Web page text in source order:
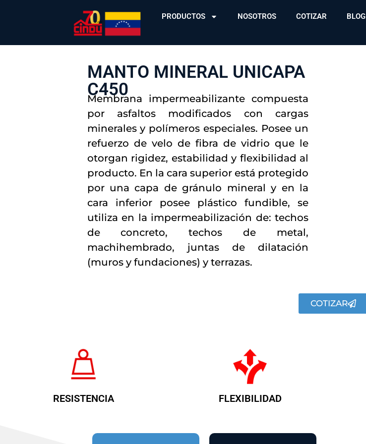
PRODUCTOS NOSOTROS COTIZAR BLOG
MANTO MINERAL UNICAPA
C450
Membrana impermeabilizante compuesta
por asfaltos modificados con cargas
minerales y polímeros especiales. Posee un
refuerzo de velo de fibra de vidrio que le
otorgan rigidez, estabilidad y flexibilidad al
producto. En la cara superior está protegido
por una capa de gránulo mineral y en la
cara inferior posee plástico fundible, se
utiliza en la impermeabilización de: techos
de concreto, techos de metal,
machihembrado, juntas de dilatación
(muros y fundaciones) y terrazas.
COTIZAR
RESISTENCIA FLEXIBILIDAD